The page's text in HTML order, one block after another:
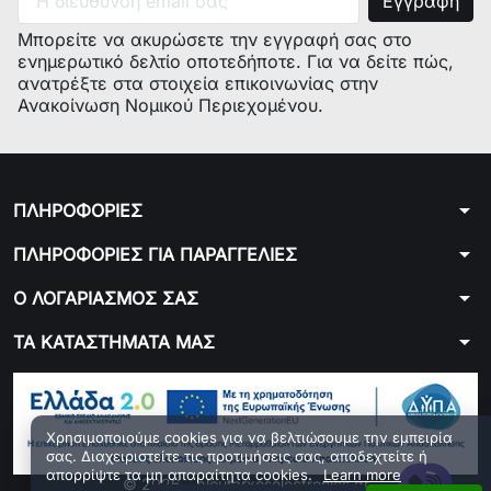
J500WH
J500WH
JC
BRAUN
GB
GB
BK MULTI
BRAUN
BK MULTI
INT
0X81300154 4292-J300
4292-
GB
Μπορείτε να ακυρώσετε την εγγραφή σας στο
ενημερωτικό δελτίο οποτεδήποτε. Για να δείτε πώς,
ανατρέξτε στα στοιχεία επικοινωνίας στην
Ανακοίνωση Νομικού Περιεχομένου.
ΠΛΗΡΟΦΟΡΙΕΣ arrow_drop_down
ΠΛΗΡΟΦΟΡΙΕΣ ΓΙΑ ΠΑΡΑΓΓΕΛΙΕΣ arrow_drop_down
Ο ΛΟΓΑΡΙΑΣΜΟΣ ΣΑΣ arrow_drop_down
ΤΑ ΚΑΤΑΣΤΗΜΑΤΑ ΜΑΣ arrow_drop_down
Χρησιμοποιούμε cookies για να βελτιώσουμε την εμπειρία
σας. Διαχειριστείτε τις προτιμήσεις σας, αποδεχτείτε ή
απορρίψτε τα μη απαραίτητα cookies. Learn more
© 2026 - ploutarxoselectronics.gr